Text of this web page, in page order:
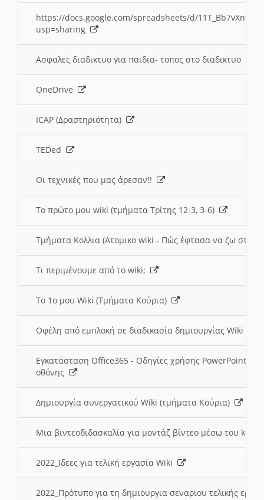
https://docs.google.com/spreadsheets/d/
usp=sharing
Ασφαλες διαδικτυο για παιδια- τοπος στο διαδικτυο
OneDrive
ICAP (Δραστηριότητα)
TEDed
Οι τεχνικές που μας άρεσαν!!
Το πρώτο μου wiki (τμήματα Τρίτης 12-3, 3-6)
Τμήματα Κολλια (Ατομικο wiki - Πώς έφτασα να ζω στην
Τι περιμένουμε από το wiki;
Το 1ο μου Wiki (Τμήματα Κούρια)
Οφέλη από εμπλοκή σε διαδικασία δημιουργίας Wiki
Εγκατάσταση Office365 - Οδηγίες χρήσης PowerPoint
οθόνης
Δημιουργία συνεργατικού Wiki (τμήματα Κούρια)
Μια βιντεοδιδασκαλία για μοντάζ βίντεο μέσω του
2022_Ιδεες για τελική εργασία Wiki
2022_Πρότυπο για τη δημιουργια σεναριου τελικής